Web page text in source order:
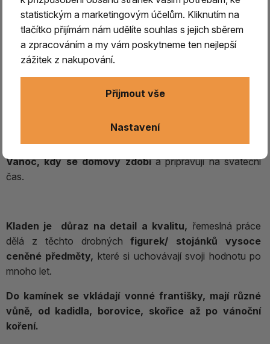
do 19. století, a to zejména na venkově. Tato tradice se k
nám rozšířila z Krušných hor z německého pohraničí, kde
vznikaly díky řemeslné zručnosti kromě panáčků i další
vánoční ozdoby. V tomto období začaly františky získávat
na popularitě jako součást vánočních rituálů.Původně
byly používány k očistě, věřilo se, že jejich kouř má
vzduchu při nemocech.
Tradice se stala oblíbenou zejménav období Adventu a
Vánoc, kdy se domovy zdobía připravují na sváteční
čas.
Kladen je důraz na detail a kvalitu, řemeslná práce
dělá z těchto drobnýchfigurek/ stojánků vysoce
ceněné předměty, které si uchovávají svoji hodnotu po
mnoho let.
Do kamínek se vkládají vonné františky, mají různé
vůně, od kadidla, borovice, skořice až po vánoční
koření.
statistickým a marketingovým účelům. Kliknutím na
tlačítko přijímám nám udělíte souhlas s jejich sběrem
a zpracováním a my vám poskytneme ten nejlepší
zážitek z nakupování.
Nastavení
Přijmout vše